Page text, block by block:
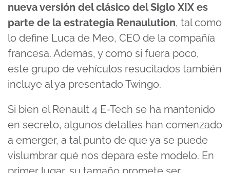
nueva versión del clásico del Siglo XIX es
parte de la estrategia Renaulution, tal como
lo define Luca de Meo, CEO de la compañía
francesa. Además, y como si fuera poco,
este grupo de vehículos resucitados también
incluye al ya presentado Twingo.
Si bien el Renault 4 E-Tech se ha mantenido
en secreto, algunos detalles han comenzado
a emerger, a tal punto de que ya se puede
vislumbrar qué nos depara este modelo. En